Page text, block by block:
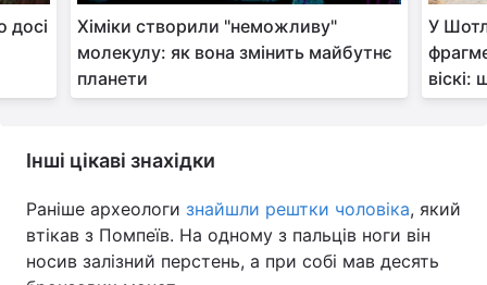
досі
Хіміки створили "неможливу"
молекулу: як вона змінить майбутнє
планети
У
віскі:
Інші цікаві знахідки
Раніше археологи знайшли рештки чоловіка, який
втікав з Помпеїв. На одному з пальців ноги він
носив залізний перстень, а при собі мав десять